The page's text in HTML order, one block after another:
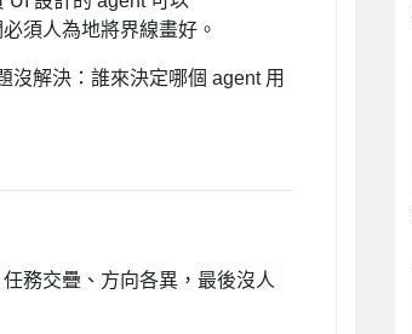
必須人為地將界線畫好。
沒解決：誰來決定哪個 agent 用
務交疊、方向各異，最後沒人